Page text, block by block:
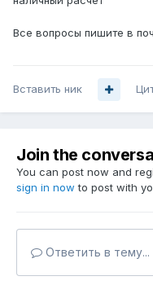
Все вопросы пишите в
Вставить ник
Join the
You can post now and
sign in now to post with
Ответить в тему...